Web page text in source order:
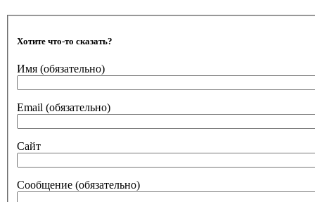
Хотите что-то сказать?
Имя (обязательно)
Email (обязательно)
Сайт
Сообщение (обязательно)